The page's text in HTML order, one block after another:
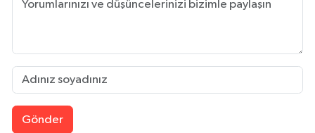
Gönder